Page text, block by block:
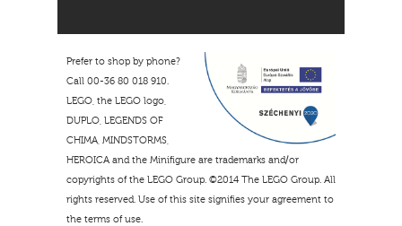
Prefer to shop by phone?
Call 00-36 80 018 910.
LEGO, the LEGO logo,
DUPLO, LEGENDS OF
CHIMA, MINDSTORMS,
HEROICA and the Minifigure are trademarks and/or
copyrights of the LEGO Group. ©2014 The LEGO Group. All
rights reserved. Use of this site signifies your agreement to
the terms of use.